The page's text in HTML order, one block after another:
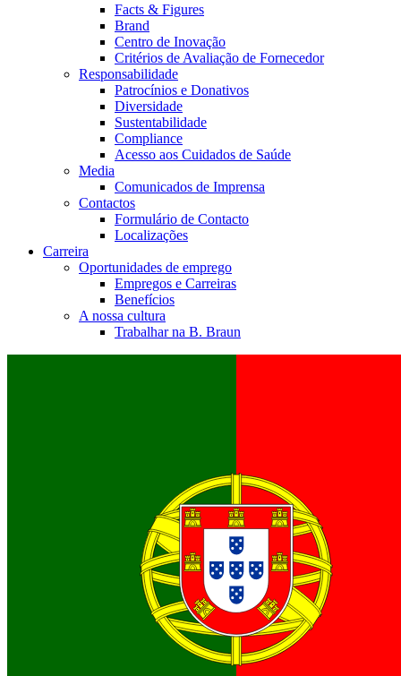
Facts & Figures
Brand
Centro de Inovação
Critérios de Avaliação de Fornecedor
Responsabilidade
Patrocínios e Donativos
Diversidade
Sustentabilidade
Compliance
Acesso aos Cuidados de Saúde
Media
Comunicados de Imprensa
Contactos
Formulário de Contacto
Localizações
Carreira
Oportunidades de emprego
Empregos e Carreiras
Benefícios
A nossa cultura
Trabalhar na B. Braun